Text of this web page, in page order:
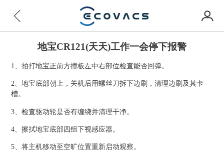
地宝CR121(天天)工作一会停下报警
1、拍打地宝正前方撞板左中右部位检查能否回弹。
2、地宝底部朝上，关机后用螺丝刀拆下边刷，清理边刷及其卡
槽。
3、检查驱动轮是否有缠绕并清理干净。
4、擦拭地宝底部四组下视感应器。
5、将主机移动至空旷位置重新启动观察。